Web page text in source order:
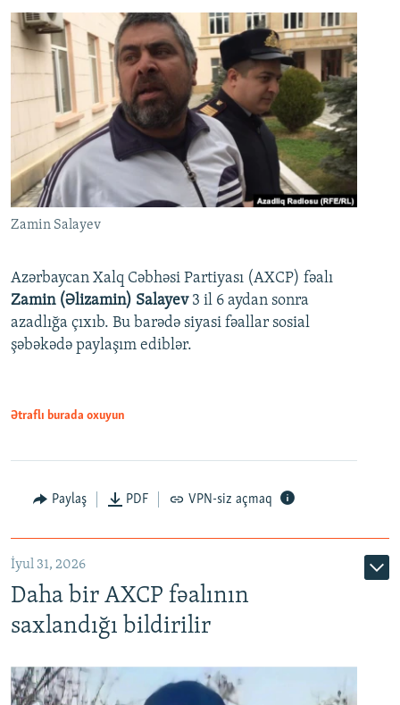
Zamin Salayev
Azərbaycan Xalq Cəbhəsi Partiyası (AXCP) fəalı
Zamin (Əlizamin) Salayev 3 il 6 aydan sonra
azadlığa çıxıb. Bu barədə siyasi fəallar sosial
şəbəkədə paylaşım ediblər.
Ətraflı burada oxuyun
Paylaş PDF VPN-siz açmaq
İyul 31, 2026
Daha bir AXCP fəalının
saxlandığı bildirilir